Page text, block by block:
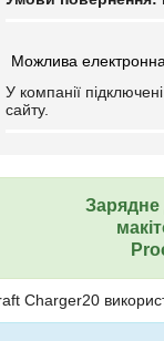
У компанії
сайту.
Зарядне
Charger20